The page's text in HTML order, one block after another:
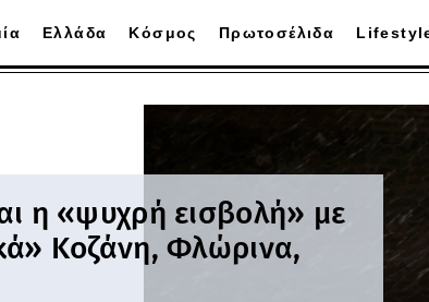
Ελλάδα Κόσμος Πρωτοσέλιδα
η «ψυχρή εισβολή» με
Κοζάνη, Φλώρινα,